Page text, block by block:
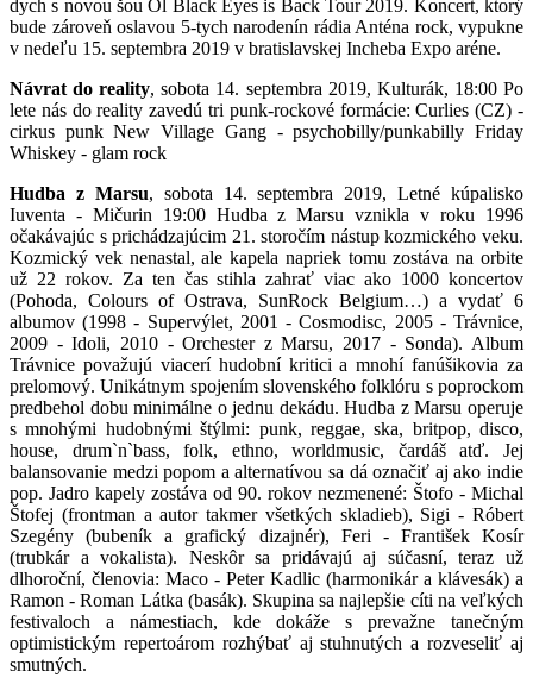
dych s novou šou Ol Black Eyes is Back Tour 2019. Koncert, ktorý
bude zároveň oslavou 5-tych narodenín rádia Anténa rock, vypukne
v nedeľu 15. septembra 2019 v bratislavskej Incheba Expo aréne.
Návrat do reality, sobota 14. septembra 2019, Kulturák, 18:00 Po
lete nás do reality zavedú tri punk-rockové formácie: Curlies (CZ) -
cirkus punk New Village Gang - psychobilly/punkabilly Friday
Whiskey - glam rock
Hudba z Marsu, sobota 14. septembra 2019, Letné kúpalisko
Iuventa - Mičurin 19:00 Hudba z Marsu vznikla v roku 1996
očakávajúc s prichádzajúcim 21. storočím nástup kozmického veku.
Kozmický vek nenastal, ale kapela napriek tomu zostáva na orbite
už 22 rokov. Za ten čas stihla zahrať viac ako 1000 koncertov
(Pohoda, Colours of Ostrava, SunRock Belgium…) a vydať 6
albumov (1998 - Supervýlet, 2001 - Cosmodisc, 2005 - Trávnice,
2009 - Idoli, 2010 - Orchester z Marsu, 2017 - Sonda). Album
Trávnice považujú viacerí hudobní kritici a mnohí fanúšikovia za
prelomový. Unikátnym spojením slovenského folklóru s poprockom
predbehol dobu minimálne o jednu dekádu. Hudba z Marsu operuje
s mnohými hudobnými štýlmi: punk, reggae, ska, britpop, disco,
house, drum`n`bass, folk, ethno, worldmusic, čardáš atď. Jej
balansovanie medzi popom a alternatívou sa dá označiť aj ako indie
pop. Jadro kapely zostáva od 90. rokov nezmenené: Štofo - Michal
Štofej (frontman a autor takmer všetkých skladieb), Sigi - Róbert
Szegény (bubeník a grafický dizajnér), Feri - František Kosír
(trubkár a vokalista). Neskôr sa pridávajú aj súčasní, teraz už
dlhoroční, členovia: Maco - Peter Kadlic (harmonikár a klávesák) a
Ramon - Roman Látka (basák). Skupina sa najlepšie cíti na veľkých
festivaloch a námestiach, kde dokáže s prevažne tanečným
optimistickým repertoárom rozhýbať aj stuhnutých a rozveseliť aj
smutných.